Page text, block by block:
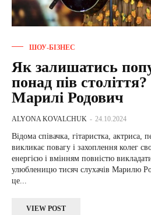
ШОУ-БІЗНЕС
Як залишатись
понад пів
Марилі Родович
ALYONA KOVALCHUK - 24.10.2024
Відома співачка, гітаристка, актриса,
викликає повагу і захоплення колег
енергією і вмінням повністю
улюбленицю тисяч слухачів Марилю
це...
VIEW POST